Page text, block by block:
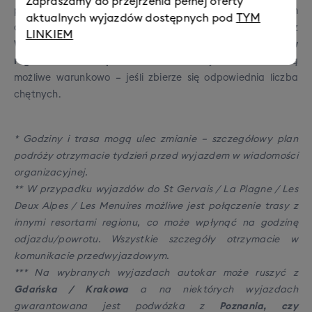
aktualnych wyjazdów dostępnych pod TYM
LINKIEM
pokładzie obecny jest pilot, który czuwa nad przebiegiem
całej podróży. Standardowa trasa autokaru prowadzi z
Warszawy
francuskich ośrodków
regionu Rhone Alpes
**. Pozostałe miejsca dosiadek są
możliwe warunkowo – jeśli zbierze się odpowiednia liczba
chętnych.
* Godziny i trasa mogą ulec zmianie – szczegółowy plan
podróży otrzymacie tydzień przed wyjazdem w wiadomości
organizacyjnej.
** W przypadku wyjazdów do St Gervais / La Plagne / Les
Deux Alpes / Les Menuires możliwe jest połączenie trasy z
innymi resortami regionu, co może wpłynąć na godzinę
odjazdu/powrotu. Wszystkie szczegóły otrzymacie w
komunikacie przedwyjazdowym.
*** Na wybranych wyjazdach autokar może ruszyć z
Gdańska / Krakowa a na niektórych wyjazdach
gwarantowana jest podwózka z Poznania, czy